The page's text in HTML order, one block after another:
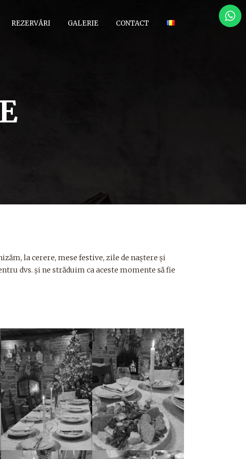
REZERVĂRI GALERIE CONTACT
la cerere, mese festive, zile de naștere și
dvs. și ne străduim ca aceste momente să fie